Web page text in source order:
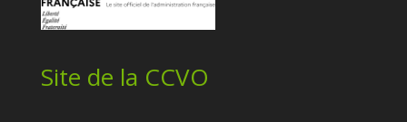
Site de la CCVO